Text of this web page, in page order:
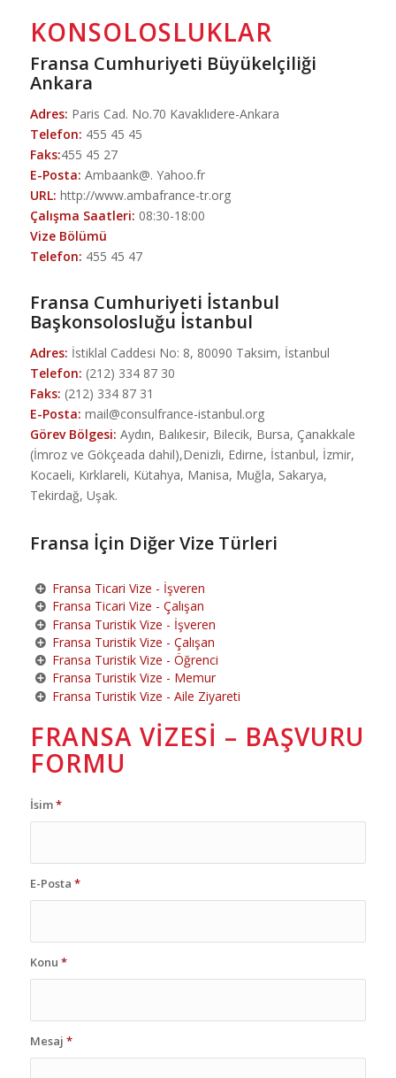
KONSOLOSLUKLAR
Fransa Cumhuriyeti Büyükelçiliği
Ankara
Adres: Paris Cad. No.70 Kavaklıdere-Ankara
Telefon: 455 45 45
Faks:455 45 27
E-Posta: Ambaank@. Yahoo.fr
URL: http://www.ambafrance-tr.org
Çalışma Saatleri: 08:30-18:00
Vize Bölümü
Telefon: 455 45 47
Fransa Cumhuriyeti İstanbul
Başkonsolosluğu İstanbul
Adres: İstiklal Caddesi No: 8, 80090 Taksim, İstanbul
Telefon: (212) 334 87 30
Faks: (212) 334 87 31
E-Posta: mail@consulfrance-istanbul.org
Görev Bölgesi: Aydın, Balıkesir, Bilecik, Bursa, Çanakkale
(İmroz ve Gökçeada dahil),Denizli, Edirne, İstanbul, İzmir,
Kocaeli, Kırklareli, Kütahya, Manisa, Muğla, Sakarya,
Tekirdağ, Uşak.
Fransa İçin Diğer Vize Türleri
Fransa Ticari Vize - İşveren
Fransa Ticari Vize - Çalışan
Fransa Turistik Vize - İşveren
Fransa Turistik Vize - Çalışan
Fransa Turistik Vize - Öğrenci
Fransa Turistik Vize - Memur
Fransa Turistik Vize - Aile Ziyareti
FRANSA VIZESI – BAŞVURU
FORMU
İsim*
E-Posta *
Konu *
Mesaj *